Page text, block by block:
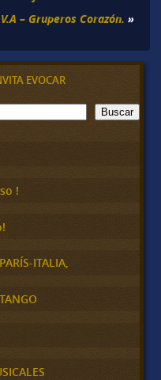
V.A – Gruperos Corazón. »
EVOCAR
Buscar
!
ITALIA,